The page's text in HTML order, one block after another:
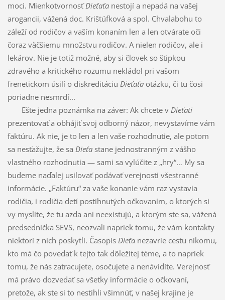
moci. MienkotvornosťDieťaťanestojí a nepadá na vašej
arogancii, vážená doc. Krištúfková a spol. Chvalabohu to
záleží od rodičov a vaším konaním len a len otvárate oči
čoraz väčšiemu množstvu rodičov. A nielen rodičov, ale i
lekárov. Nie je totiž možné, aby si človek so štipkou
zdravého a kritického rozumu nekládol pri vašom
frenetickom úsilí o diskreditáciu Dieťaťaotázku, či tu čosi
poriadne nesmrdí...
Ešte jedna poznámka na záver: Ak chcete v Dieťati
prezentovať a obhájiť svoj odborný názor, nevystavíme vám
faktúru. Ak nie, je to len a len vaše rozhodnutie, ale potom
sa nesťažujte, že sa Dieťastane jednostranným z vášho
vlastného rozhodnutia — sami sa vylúčite z „hry“… My sa
budeme naďalej usilovať podávať verejnosti všestranné
informácie. „Faktúru“ za vaše konanie vám raz vystavia
rodičia, i rodičia detí postihnutých očkovaním, o ktorých si
vy myslíte, že tu azda ani neexistujú, a ktorým ste sa, vážená
predsedníčka SEVS, neozvali napriek tomu, že vám kontakty
niektorí z nich poskytli. Časopis Dieťanezavrie cestu nikomu,
kto má čo povedať k tejto tak dôležitej téme, a to napriek
tomu, že nás zatracujete, osočujete a nenávidíte. Verejnosť
má právo dozvedať sa všetky informácie o očkovaní,
pretože, ak ste si to nestihli všimnúť, v našej krajine je